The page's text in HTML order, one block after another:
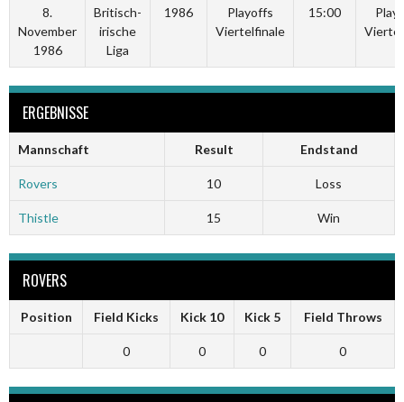
8.
November
1986
Britisch-
irische
Liga
1986
Playoffs
Viertelfinale
15:00
ERGEBNISSE
Mannschaft Result Endstand
Rovers 10 Loss
Thistle 15 Win
ROVERS
Position Field Kicks Kick 10 Kick 5 Field Throws
0 0 0 0